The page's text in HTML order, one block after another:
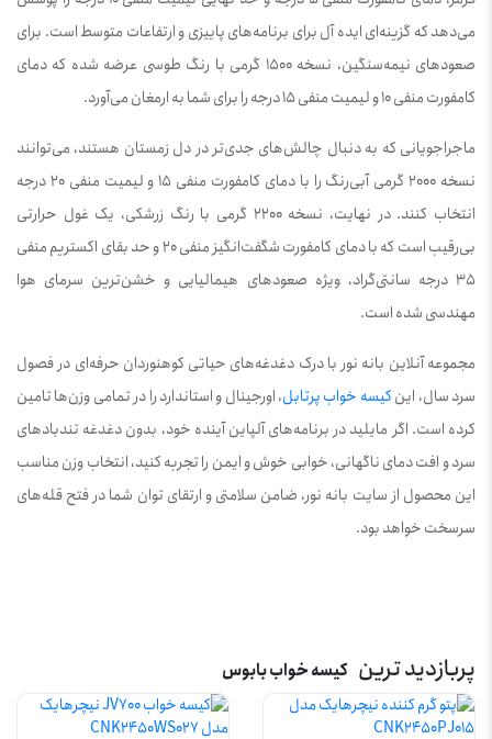
می‌دهد که گزینه‌ای ایده آل برای برنامه‌های پاییزی و ارتفاعات متوسط است. برای
صعودهای نیمه‌سنگین، نسخه 1500 گرمی با رنگ طوسی عرضه شده که دمای
کامفورت منفی 10 و لیمیت منفی 15 درجه را برای شما به ارمغان می‌آورد.
ماجراجویانی که به دنبال چالش‌های جدی‌تر در دل زمستان هستند، می‌توانند
نسخه 2000 گرمی آبی‌رنگ را با دمای کامفورت منفی 15 و لیمیت منفی 20 درجه
انتخاب کنند. در نهایت، نسخه 2200 گرمی با رنگ زرشکی، یک غول حرارتی
بی‌رقیب است که با دمای کامفورت شگفت‌انگیز منفی 20 و حد بقای اکستریم منفی
35 درجه سانتی‌گراد، ویژه صعودهای هیمالیایی و خشن‌ترین سرمای هوا
مهندسی شده است.
مجموعه آنلاین بانه نور با درک دغدغه‌های حیاتی کوهنوردان حرفه‌ای در فصول
سرد سال، اینکیسه خواب پرتابل، اورجینال و استاندارد را در تمامی وزن‌ها تامین
کرده است. اگر مایلید در برنامه‌های آلپاین آینده خود، بدون دغدغه تندبادهای
سرد و افت دمای ناگهانی، خوابی خوش و ایمن را تجربه کنید، انتخاب وزن مناسب
این محصول از سایت بانه نور، ضامن سلامتی و ارتقای توان شما در فتح قله‌های
سرسخت خواهد بود.
پربازدید ترین کیسه خواب بابوس